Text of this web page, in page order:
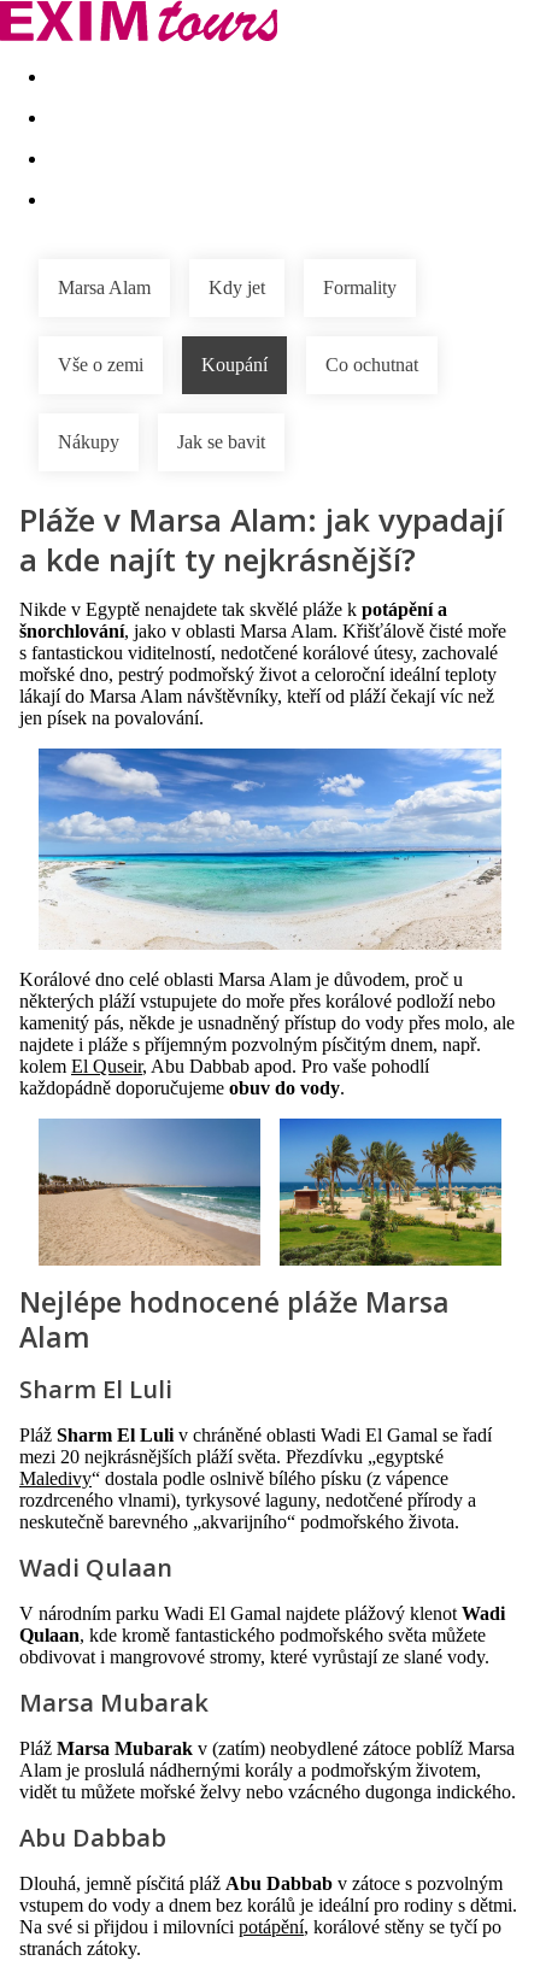
Akční nabídky Last minute
Marsa Alam Kdy jet Formality
Vše o zemi Koupání Co ochutnat
Nákupy Jak se bavit
Pláže v Marsa Alam: jak vypadají
a kde najít ty nejkrásnější?
Nikde v Egyptě nenajdete tak skvělé pláže k potápění a
šnorchlování, jako v oblasti Marsa Alam. Křišťálově čisté moře
s fantastickou viditelností, nedotčené korálové útesy, zachovalé
mořské dno, pestrý podmořský život a celoroční ideální teploty
lákají do Marsa Alam návštěvníky, kteří od pláží čekají víc než
jen písek na povalování.
Korálové dno celé oblasti Marsa Alam je důvodem, proč u
některých pláží vstupujete do moře přes korálové podloží nebo
kamenitý pás, někde je usnadněný přístup do vody přes molo, ale
najdete i pláže s příjemným pozvolným písčitým dnem, např.
kolem El Quseir, Abu Dabbab apod. Pro vaše pohodlí
každopádně doporučujeme obuv do vody.
Nejlépe hodnocené pláže Marsa
Alam
Sharm El Luli
Pláž Sharm El Luli v chráněné oblasti Wadi El Gamal se řadí
mezi 20 nejkrásnějších pláží světa. Přezdívku „egyptské
Maledivy“ dostala podle oslnivě bílého písku (z vápence
rozdrceného vlnami), tyrkysové laguny, nedotčené přírody a
neskutečně barevného „akvarijního“ podmořského života.
Wadi Qulaan
V národním parku Wadi El Gamal najdete plážový klenot Wadi
Qulaan, kde kromě fantastického podmořského světa můžete
obdivovat i mangrovové stromy, které vyrůstají ze slané vody.
Marsa Mubarak
Pláž Marsa Mubarak v (zatím) neobydlené zátoce poblíž Marsa
Alam je proslulá nádhernými korály a podmořským životem,
vidět tu můžete mořské želvy nebo vzácného dugonga indického.
Abu Dabbab
Dlouhá, jemně písčitá pláž Abu Dabbab v zátoce s pozvolným
vstupem do vody a dnem bez korálů je ideální pro rodiny s dětmi.
Na své si přijdou i milovníci potápění, korálové stěny se tyčí po
stranách zátoky.